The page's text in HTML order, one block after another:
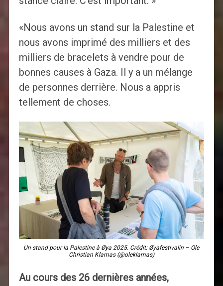
«Nous avons un stand sur la Palestine et
nous avons imprimé des milliers et des
milliers de bracelets à vendre pour de
bonnes causes à Gaza. Il y a un mélange
de personnes derrière. Nous a appris
tellement de choses.
Un stand pour la Palestine à Øya 2025. Crédit: Øyafestivalin – Ole
Christian Klamas (@oleklamas)
Au cours des 26 dernières années,